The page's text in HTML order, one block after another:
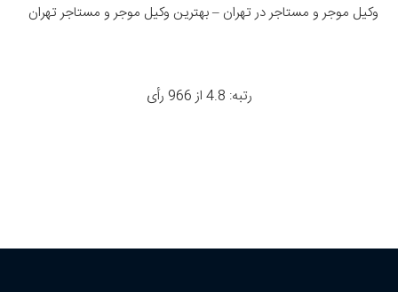
وکیل موجر و مستاجر در تهران – بهترین وکیل موجر و مستاجر تهران
رتبه: 4.8 از 966 رأی